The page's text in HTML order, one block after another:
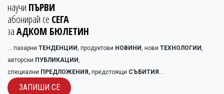
научи ПЪРВИ
абонирай се СЕГА
заАДКОМ БЮЛЕТИН
... пазарни ТЕНДЕНЦИИ, продуктови НОВИНИ, нови ТЕХНОЛОГИИ,
авторски ПУБЛИКАЦИИ,
специални ПРЕДЛОЖЕНИЯ, предстоящи СЪБИТИЯ ...
ЗАПИШИ С​​Е